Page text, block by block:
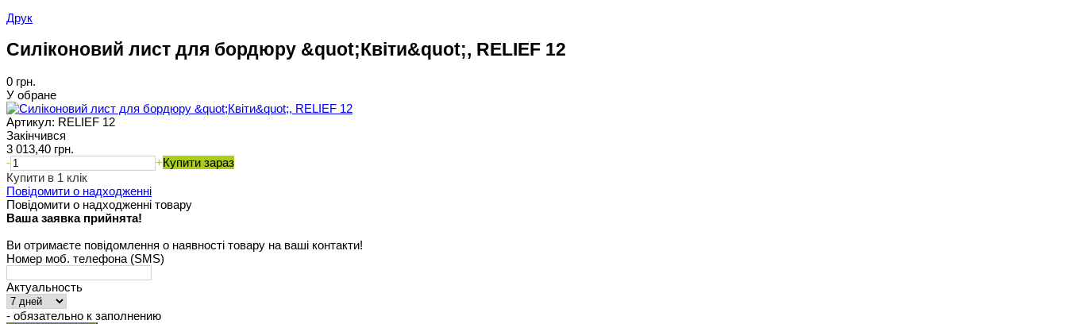
Друк
Силіконовий лист для бордюру &quot;Квіти&quot;, RELIEF 12
0 грн.
У обране
Артикул: RELIEF 12
Закінчився
3 013,40 грн.
-
+Купити зараз
Купити в 1 клік
Повідомити о надходженні
Повідомити о надходженні товару
Ваша заявка прийнята!
Ви отримаєте повідомлення о наявності товару на ваші контакти!
Номер моб. телефона (SMS)
Актуальность
- обязательно к заполнению